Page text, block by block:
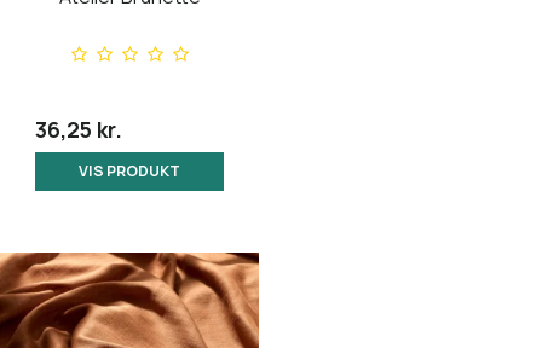
36,25 kr.
VIS PRODUKT